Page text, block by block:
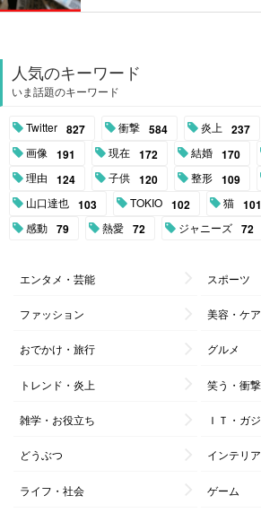
人気のキーワード
いま話題のキーワード
Twitter 827 衝撃 584 炎上 237
画像 191 現在 172 結婚 170
理由 124 子供 120 整形 109
山口達也 103 TOKIO 102 猫 101
感動 79 熱愛 72 ジャニーズ 72
エンタメ・芸能 スポーツ
ファッション 美容・ケア
おでかけ・旅行 グルメ
トレンド・炎上 笑う・衝
雑学・お役立ち ＩＴ・ガ
どうぶつ インテリア
ライフ・社会 ゲーム